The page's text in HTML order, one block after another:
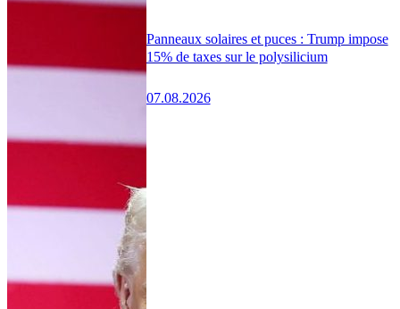
Panneaux solaires et puces : Trump impose
15% de taxes sur le polysilicium
07.08.2026